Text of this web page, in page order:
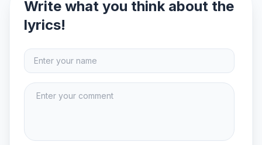
Write what you think about the
lyrics!